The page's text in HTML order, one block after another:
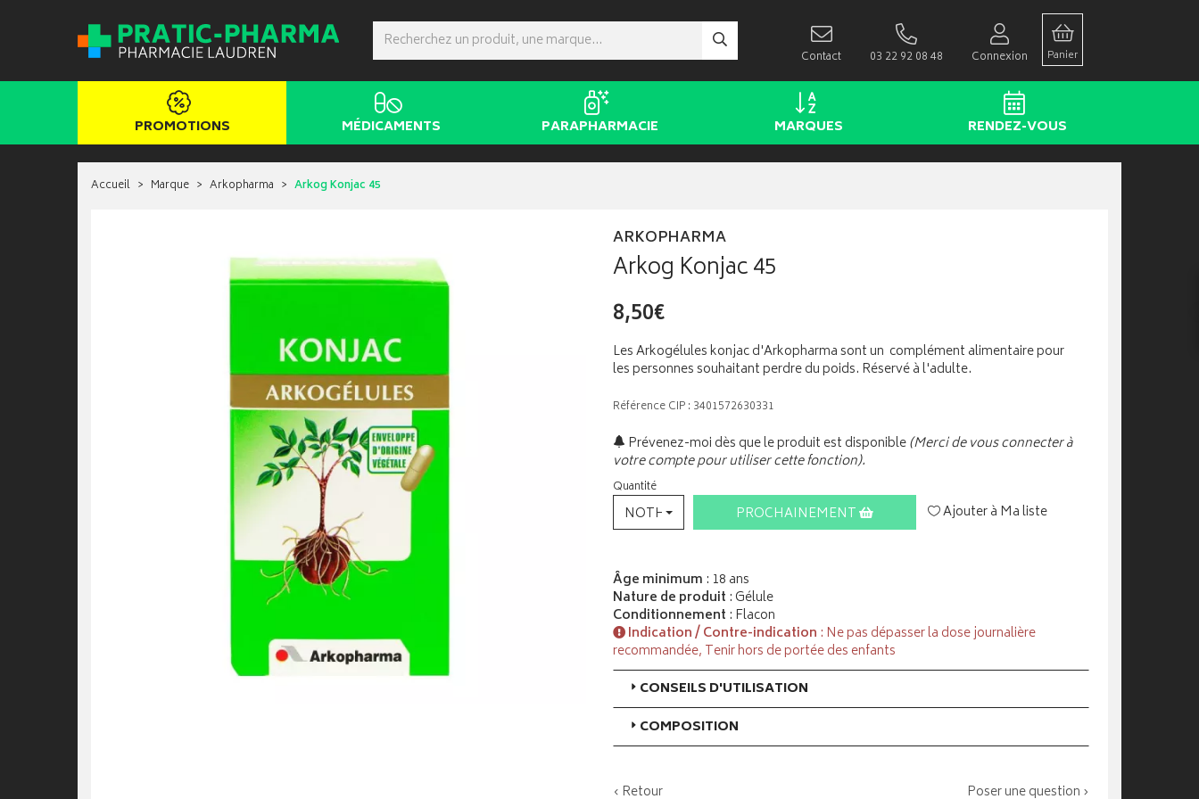
Contact 03 22 92 08 48 Connexion Panier
PROMOTIONS MÉDICAMENTS PARAPHARMACIE MARQUES RENDEZ-VOUS
Accueil Marque Arkopharma Arkog Konjac 45
ARKOPHARMA
Arkog Konjac 45
8,50€
Les Arkogélules konjac d'Arkopharma sont un complément alimentaire pour
les personnes souhaitant perdre du poids. Réservé à l'adulte.
Référence CIP : 3401572630331
Prévenez-moi dès que le produit est disponible(Merci de vous connecter à
votre compte pour utiliser cette fonction).
Quantité
NOTHING SELECTEDPROCHAINEMENT Ajouter à Ma liste
Âge minimum : 18 ans
Nature de produit : Gélule
Conditionnement : Flacon
Indication / Contre-indication : Ne pas dépasser la dose journalière
recommandée, Tenir hors de portée des enfants
CONSEILS D'UTILISATION
COMPOSITION
‹ Retour Poser une question ›